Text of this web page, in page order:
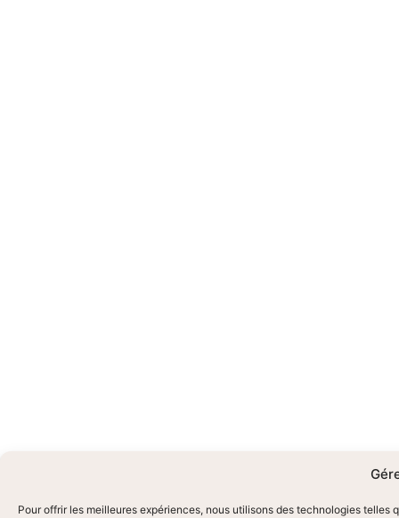
Pour offrir les meilleures expériences, nous utilisons des technologies